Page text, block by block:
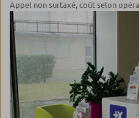
appel non surtaxé, coût selon